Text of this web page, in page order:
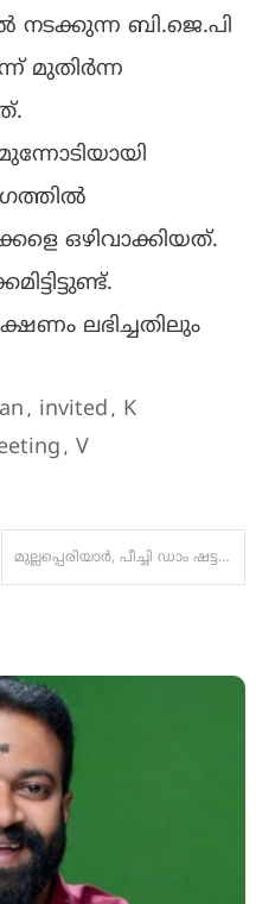
ബി.ജെ.പി
മുതിർന്ന
ഒഴിവാക്കിയത്.
ലഭിച്ചതിലും
, invited , K
, V
മുല്ലപ്പെരിയാർ, പീച്ചി ഡാം ഷട്ടറുകൾ ഇന്ന് തുറന്നേക്കും